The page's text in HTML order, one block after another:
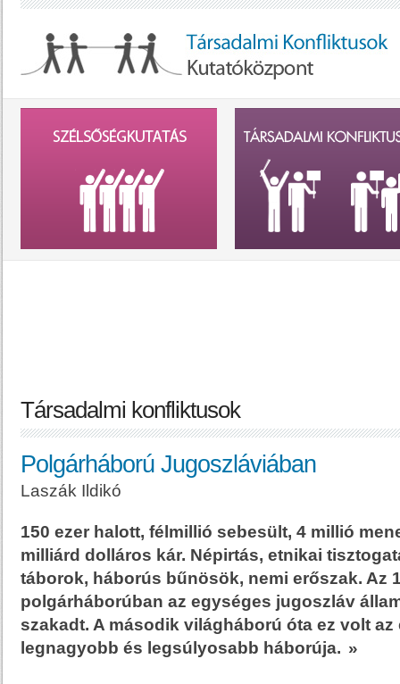
Társadalmi konfliktusok
Polgárháború Jugoszláviában
Laszák Ildikó
150 ezer halott, félmillió sebesült, 4 millió
milliárd dolláros kár. Népirtás, etnikai
táborok, háborús bűnösök, nemi erőszak. Az
polgárháborúban az egységes jugoszláv
szakadt. A második világháború óta ez volt
legnagyobb és legsúlyosabb háborúja. »